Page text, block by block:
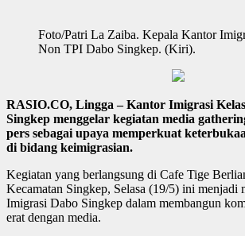
Foto/Patri La Zaiba. Kepala Kantor
Non TPI Dabo Singkep. (Kiri).
RASIO.CO, Lingga – Kantor Imigrasi
Singkep menggelar kegiatan media
pers sebagai upaya memperkuat
di bidang keimigrasian.
Kegiatan yang berlangsung di Cafe Tige
Kecamatan Singkep, Selasa (19/5) ini menjadi
Imigrasi Dabo Singkep dalam membangun
erat dengan media.